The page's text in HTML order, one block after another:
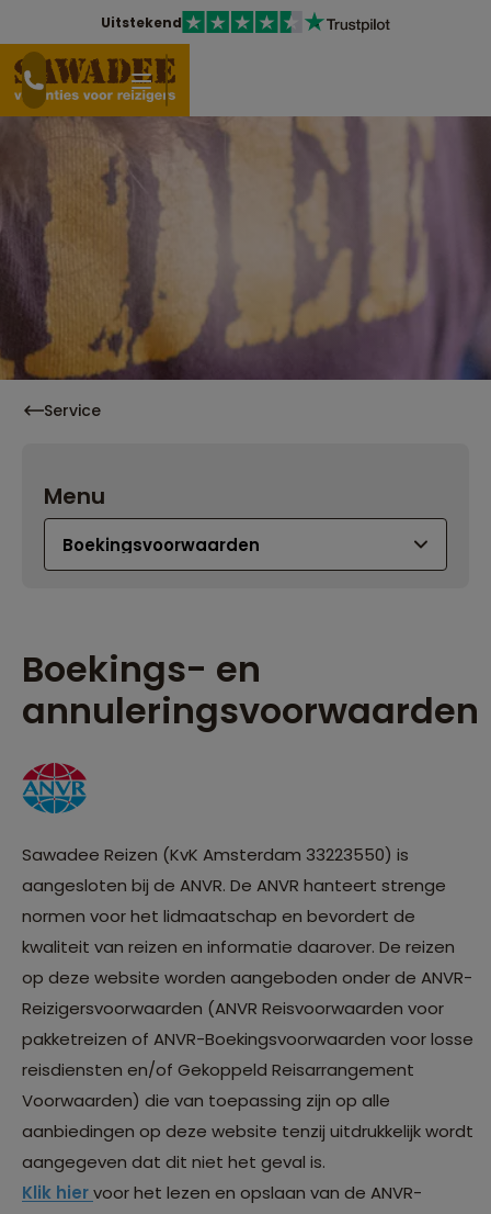
Uitstekend
Service
Menu
Boekings- en
annuleringsvoorwaarden
Sawadee Reizen (KvK Amsterdam 33223550) is
aangesloten bij de ANVR. De ANVR hanteert strenge
normen voor het lidmaatschap en bevordert de
kwaliteit van reizen en informatie daarover. De reizen
op deze website worden aangeboden onder de ANVR-
Reizigersvoorwaarden (ANVR Reisvoorwaarden voor
pakketreizen of ANVR-Boekingsvoorwaarden voor losse
reisdiensten en/of Gekoppeld Reisarrangement
Voorwaarden) die van toepassing zijn op alle
aanbiedingen op deze website tenzij uitdrukkelijk wordt
aangegeven dat dit niet het geval is.
Klik hiervoor het lezen en opslaan van de ANVR-